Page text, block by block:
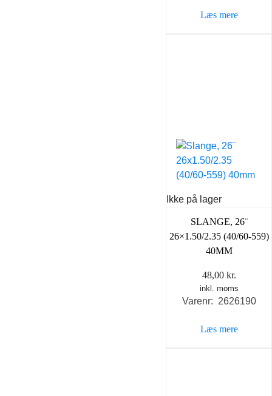
Læs mere
Ikke på lager
SLANGE, 26¨
26×1.50/2.35 (40/60-559)
40MM
48,00 kr.
inkl. moms
Varenr: 2626190
Læs mere